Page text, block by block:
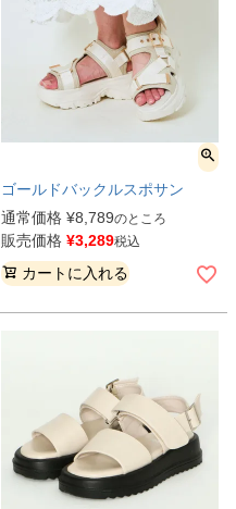
ゴールドバックルスポサン
通常価格 ¥8,789のところ
販売価格 ¥3,289税込
カートに入れる